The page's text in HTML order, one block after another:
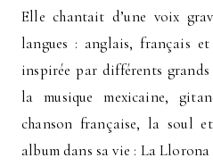
Elle chantait d’une voix
langues : anglais, français
inspirée par différents grands
la musique mexicaine,
chanson française, la soul
album dans sa vie : La